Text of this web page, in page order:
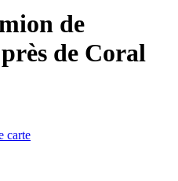
de
de Coral
carte